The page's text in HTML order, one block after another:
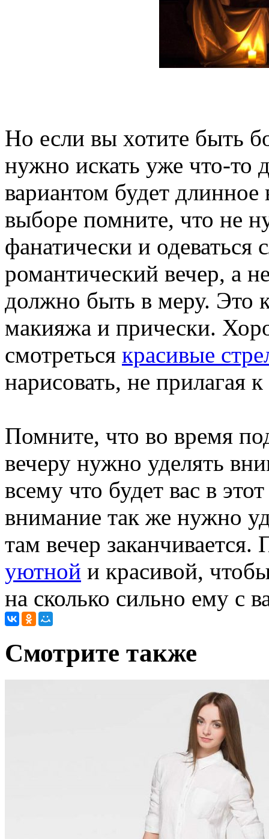
Но если вы хотите быть
нужно искать уже что-то
вариантом будет длинное
выборе помните, что не
фанатически и
романтический вечер, а
должно быть в меру. Это
макияжа и прически.
смотреться красивые
нарисовать, не прилагая
Помните, что во время
вечеру нужно уделять
всему что будет вас в
внимание так же нужно
там вечер
уютной и красивой,
на сколько сильно ему с
Cмотрите также